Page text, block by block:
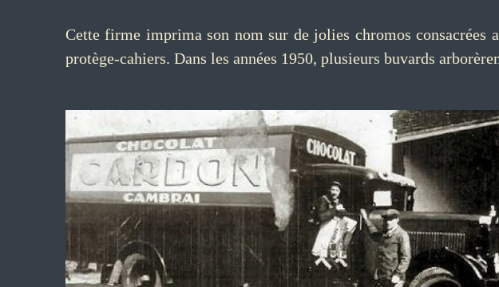
Cette firme imprima son nom sur de jolies chromos consacrées
protège-cahiers. Dans les années 1950, plusieurs buvards